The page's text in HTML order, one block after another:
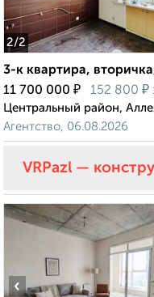
2/2
3-к квартира,
11 700 000 ₽ 152 800 ₽
Центральный район,
Агентство, 06.08.2026
VRPazl —
‹